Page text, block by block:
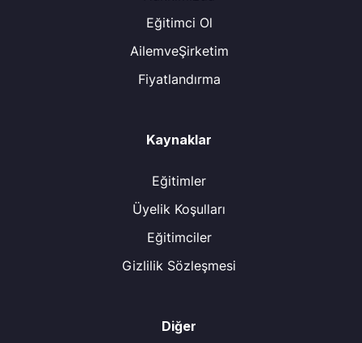
Eğitimci Ol
AilemveŞirketim
Fiyatlandırma
Kaynaklar
Eğitimler
Üyelik Koşulları
Eğitimciler
Gizlilik Sözleşmesi
Diğer